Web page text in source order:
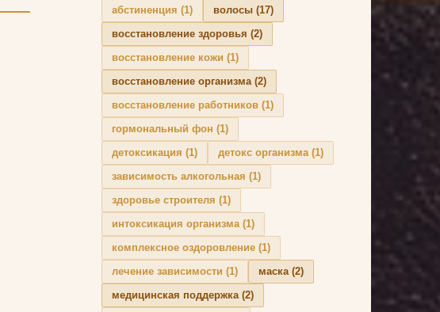
абстиненция (1) волосы (17)
восстановление здоровья (2)
восстановление кожи (1)
восстановление организма(2)
восстановление работников (1)
гормональный фон (1)
детоксикация (1) детокс организма(1)
зависимость алкогольная (1)
здоровье строителя (1)
интоксикация организма(1)
комплексное оздоровление (1)
лечение зависимости (1) маска(2)
медицинская поддержка(2)